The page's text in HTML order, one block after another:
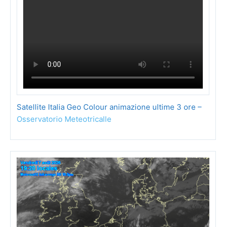
Satellite Italia Geo Colour animazione ultime 3 ore –
Osservatorio Meteotricalle